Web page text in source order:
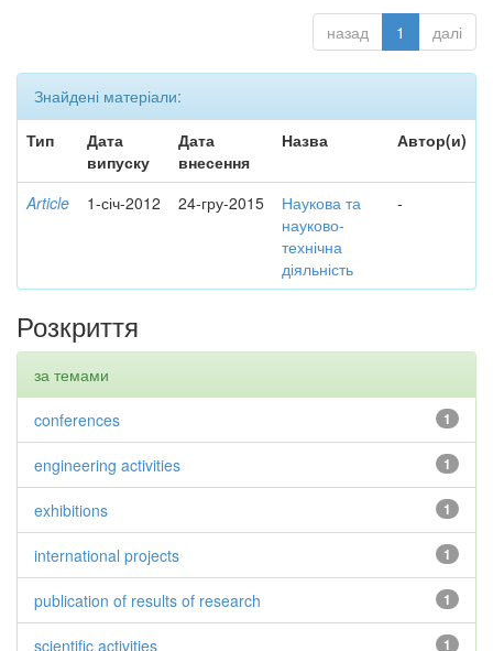
назад 1 далі
Знайдені матеріали:
Тип
Дата
випуску
Дата
внесення
Назва Автор(и)
Article 1-січ-2012 24-гру-2015
Наукова та
науково-
технічна
діяльність
-
Розкриття
за темами
1
conferences
1
engineering activities
1
exhibitions
1
international projects
1
publication of results of research
1
scientific activities